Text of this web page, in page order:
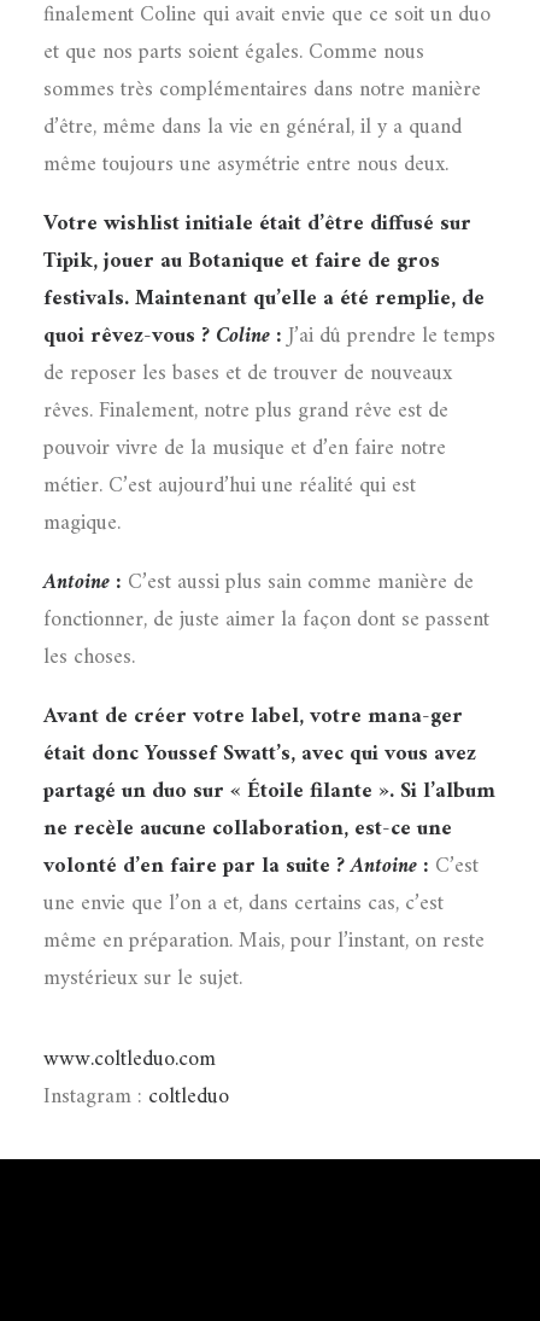
finalement Coline qui avait envie que ce soit un duo
et que nos parts soient égales. Comme nous
sommes très complémentaires dans notre manière
d’être, même dans la vie en général, il y a quand
même toujours une asymétrie entre nous deux.
Votre wishlist initiale était d’être diffusé sur
Tipik, jouer au Botanique et faire de gros
festivals. Maintenant qu’elle a été remplie, de
quoi rêvez-vous ?Coline :J’ai dû prendre le temps
de reposer les bases et de trouver de nouveaux
rêves. Finalement, notre plus grand rêve est de
pouvoir vivre de la musique et d’en faire notre
métier. C’est aujourd’hui une réalité qui est
magique.
Antoine : C’est aussi plus sain comme manière de
fonctionner, de juste aimer la façon dont se passent
les choses.
Avant de créer votre label, votre mana-ger
était donc Youssef Swatt’s, avec qui vous avez
partagé un duo sur « Étoile filante ». Si l’album
ne recèle aucune collaboration, est-ce une
volonté d’en faire par la suite ?Antoine : C’est
une envie que l’on a et, dans certains cas, c’est
même en préparation. Mais, pour l’instant, on reste
mystérieux sur le sujet.
www.coltleduo.com
Instagram : coltleduo